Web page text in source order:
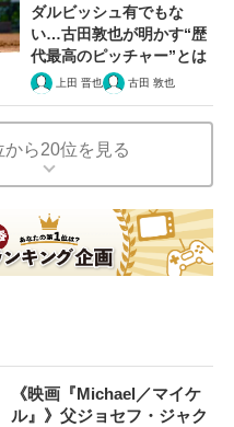
ダルビッシュ有でもな
い…古田敦也が明かす“歴
代最高のピッチャー”とは
上田 晋也 古田 敦也
から20位を見る
《映画『Michael／マイケ
ル』》父ジョセフ・ジャク